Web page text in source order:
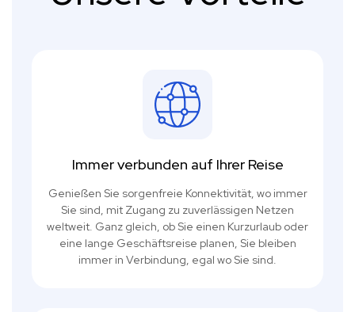
Immer verbunden auf Ihrer Reise
Genießen Sie sorgenfreie Konnektivität, wo immer
Sie sind, mit Zugang zu zuverlässigen Netzen
weltweit. Ganz gleich, ob Sie einen Kurzurlaub oder
eine lange Geschäftsreise planen, Sie bleiben
immer in Verbindung, egal wo Sie sind.